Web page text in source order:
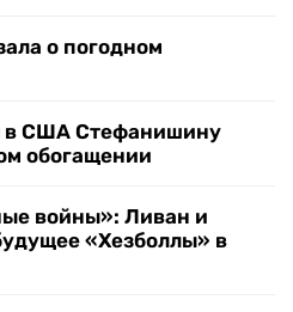
о погодном
в США Стефанишину
обогащении
войны»: Ливан и
«Хезболлы» в